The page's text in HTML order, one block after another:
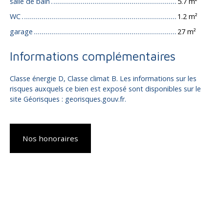
WC
1.2 m²
garage
27 m²
Informations complémentaires
Classe énergie D, Classe climat B. Les informations sur les
risques auxquels ce bien est exposé sont disponibles sur le
site Géorisques : georisques.gouv.fr.
Nos honoraires